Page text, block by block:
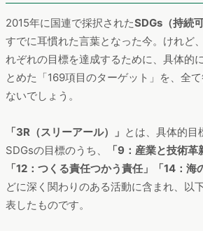
2015年に国連で採択されたSDGs（持続
すでに耳慣れた言葉となった今。けれど
れぞれの目標を達成するために、具体的
とめた「169項目のターゲット」を、全
ないでしょう。
「3R（スリーアール）」 とは、具体的目
SDGsの目標のうち、
「9：産業と技術革
「12：つくる責任つかう責任」「14：海
どに深く関わりのある活動に含まれ、以
表したものです。